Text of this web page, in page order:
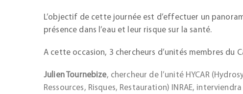
L’objectif de cette journée est d’effectuer un
présence dans l’eau et leur risque sur la santé.
A cette occasion, 3 chercheurs d’unités membres du
Julien Tournebize, chercheur de l’unité HYCAR
Ressources, Risques, Restauration) INRAE,